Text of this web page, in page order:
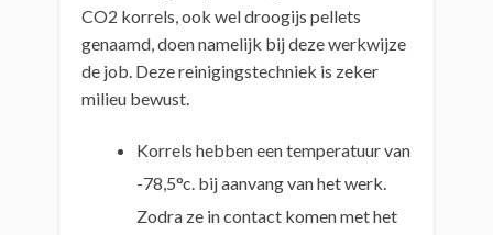
CO2 korrels, ook wel droogijs pellets
genaamd, doen namelijk bij deze werkwijze
de job. Deze reinigingstechniek is zeker
milieu bewust.
Korrels hebben een temperatuur van
-78,5°c. bij aanvang van het werk.
Zodra ze in contact komen met het